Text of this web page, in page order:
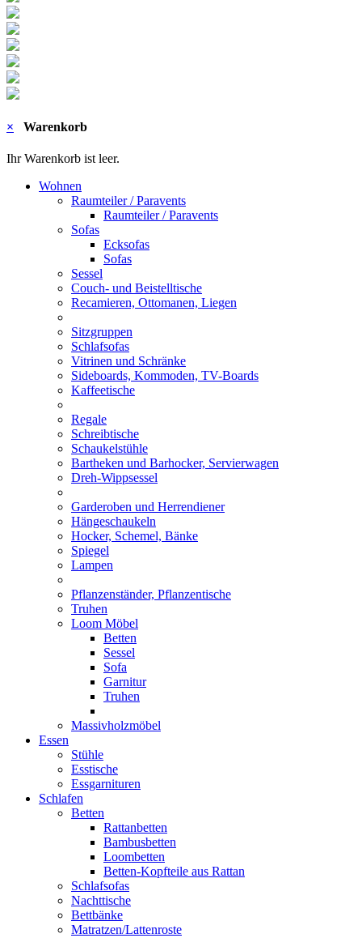
× Warenkorb
Ihr Warenkorb ist leer.
Wohnen
Raumteiler / Paravents
Raumteiler / Paravents
Sofas
Ecksofas
Sofas
Sessel
Couch- und Beistelltische
Recamieren, Ottomanen, Liegen
Sitzgruppen
Schlafsofas
Vitrinen und Schränke
Sideboards, Kommoden, TV-Boards
Kaffeetische
Regale
Schreibtische
Schaukelstühle
Bartheken und Barhocker, Servierwagen
Dreh-Wippsessel
Garderoben und Herrendiener
Hängeschaukeln
Hocker, Schemel, Bänke
Spiegel
Lampen
Pflanzenständer, Pflanzentische
Truhen
Loom Möbel
Betten
Sessel
Sofa
Garnitur
Truhen
Massivholzmöbel
Essen
Stühle
Esstische
Essgarnituren
Schlafen
Betten
Rattanbetten
Bambusbetten
Loombetten
Betten-Kopfteile aus Rattan
Schlafsofas
Nachttische
Bettbänke
Matratzen/Lattenroste